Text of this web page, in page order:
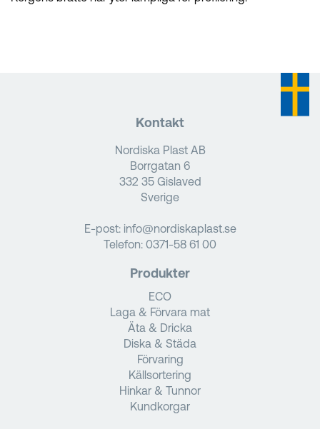
Kontakt
Nordiska Plast AB
Borrgatan 6
332 35 Gislaved
Sverige
E-post: info@nordiskaplast.se
Telefon: 0371-58 61 00
Produkter
ECO
Laga & Förvara mat
Äta & Dricka
Diska & Städa
Förvaring
Källsortering
Hinkar & Tunnor
Kundkorgar